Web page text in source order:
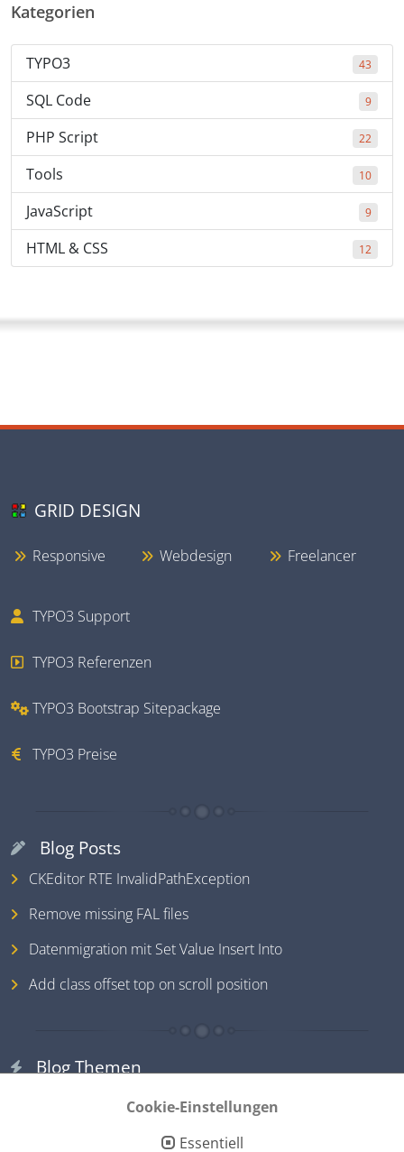
Kategorien
TYPO3 43
SQL Code 9
PHP Script 22
Tools 10
JavaScript 9
HTML & CSS 12
GRID DESIGN
Responsive Webdesign Freelancer
TYPO3 Support
TYPO3 Referenzen
TYPO3 Bootstrap Sitepackage
TYPO3 Preise
Blog Posts
CKEditor RTE InvalidPathException
Remove missing FAL files
Datenmigration mit Set Value Insert Into
Add class offset top on scroll position
Blog Themen
Cookie-Einstellungen
Essentiell